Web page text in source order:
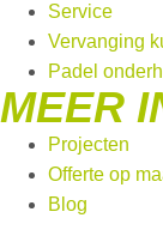
Service
Vervanging
Padel
MEER
Projecten
Offerte op
Blog